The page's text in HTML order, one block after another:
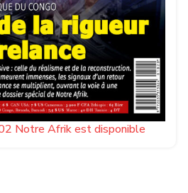
Notre Afrik est disponible